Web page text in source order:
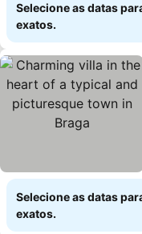
Selecione as datas
exatos.
Selecione as datas
exatos.